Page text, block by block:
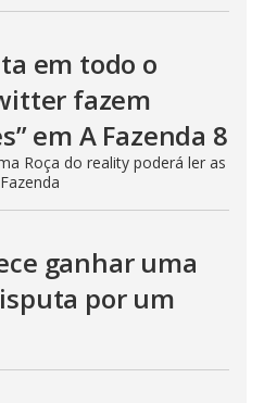
em todo o
fazem
em A Fazenda 8
Roça do reality poderá ler as
ganhar uma
por um